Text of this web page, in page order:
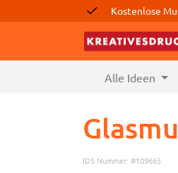
Kostenlose
Alle Ideen
IDS Nummer: #109665